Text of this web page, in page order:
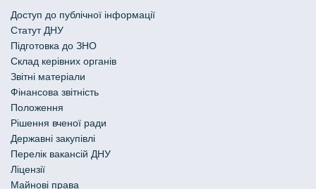
Доступ до публічної інформації
Статут ДНУ
Підготовка до ЗНО
Склад керівних органів
Звітні матеріали
Фінансова звітність
Положення
Рішення вченої ради
Державні закупівлі
Перелік вакансій ДНУ
Ліцензії
Майнові права